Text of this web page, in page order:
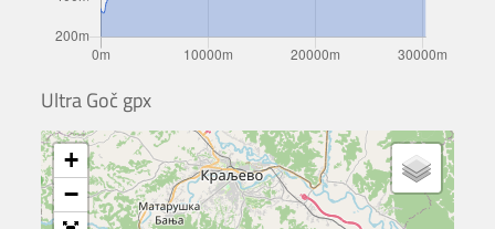
Ultra Goč gpx
+
−